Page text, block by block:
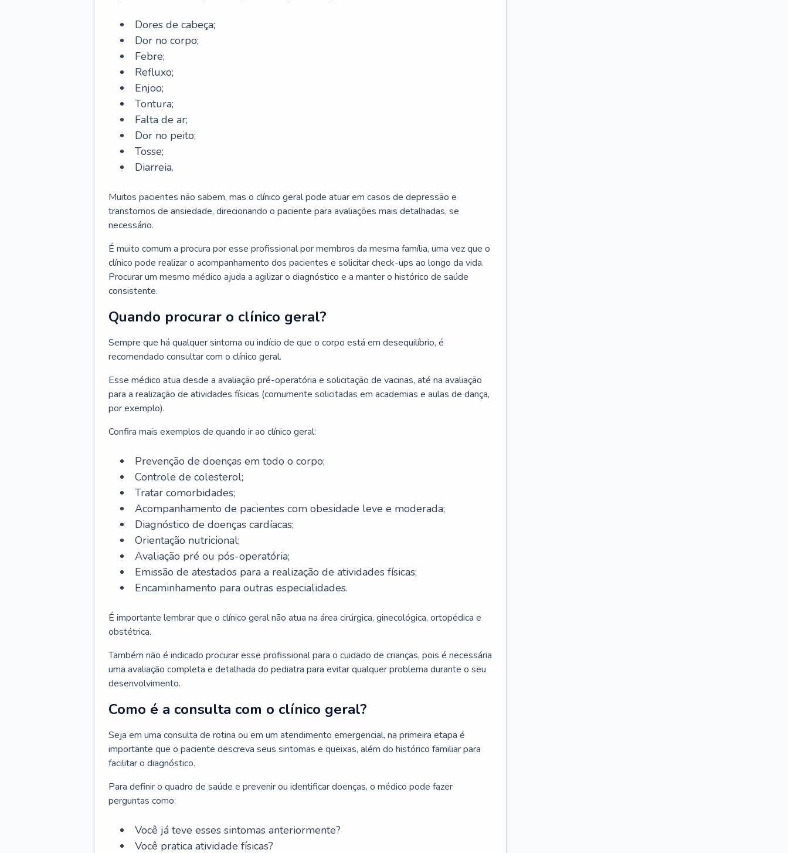
Dores de cabeça;
Dor no corpo;
Febre;
Refluxo;
Enjoo;
Tontura;
Falta de ar;
Dor no peito;
Tosse;
Diarreia.
Muitos pacientes não sabem, mas o clínico geral pode atuar em casos de depressão e
transtornos de ansiedade, direcionando o paciente para avaliações mais detalhadas, se
necessário.
É muito comum a procura por esse profissional por membros da mesma família, uma vez que o
clínico pode realizar o acompanhamento dos pacientes e solicitar check-ups ao longo da vida.
Procurar um mesmo médico ajuda a agilizar o diagnóstico e a manter o histórico de saúde
consistente.
Quando procurar o clínico geral?
Sempre que há qualquer sintoma ou indício de que o corpo está em desequilíbrio, é
recomendado consultar com o clínico geral.
Esse médico atua desde a avaliação pré-operatória e solicitação de vacinas, até na avaliação
para a realização de atividades físicas (comumente solicitadas em academias e aulas de dança,
por exemplo).
Confira mais exemplos de quando ir ao clínico geral:
Prevenção de doenças em todo o corpo;
Controle de colesterol;
Tratar comorbidades;
Acompanhamento de pacientes com obesidade leve e moderada;
Diagnóstico de doenças cardíacas;
Orientação nutricional;
Avaliação pré ou pós-operatória;
Emissão de atestados para a realização de atividades físicas;
Encaminhamento para outras especialidades.
É importante lembrar que o clínico geral não atua na área cirúrgica, ginecológica, ortopédica e
obstétrica.
Também não é indicado procurar esse profissional para o cuidado de crianças, pois é necessária
uma avaliação completa e detalhada do pediatra para evitar qualquer problema durante o seu
desenvolvimento.
Como é a consulta com o clínico geral?
Seja em uma consulta de rotina ou em um atendimento emergencial, na primeira etapa é
importante que o paciente descreva seus sintomas e queixas, além do histórico familiar para
facilitar o diagnóstico.
Para definir o quadro de saúde e prevenir ou identificar doenças, o médico pode fazer
perguntas como:
Você já teve esses sintomas anteriormente?
Você pratica atividade físicas?